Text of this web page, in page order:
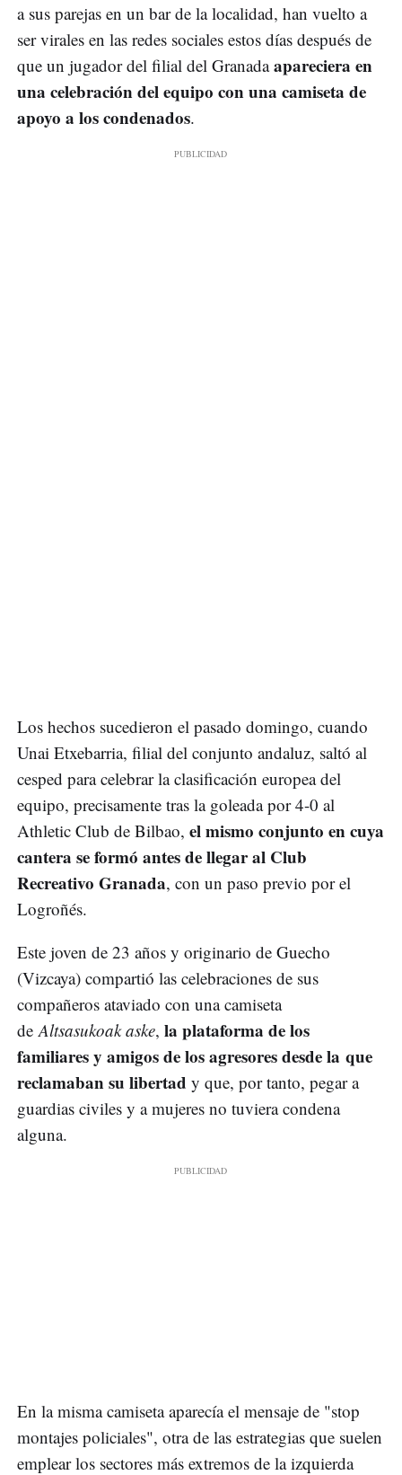
a sus parejas en un bar de la localidad, han vuelto a
ser virales en las redes sociales estos días después de
que un jugador del filial del Granadaapareciera en
una celebración del equipo con una camiseta de
apoyo a los condenados.
Los hechos sucedieron el pasado domingo, cuando
Unai Etxebarria, filial del conjunto andaluz, saltó al
cesped para celebrar la clasificación europea del
equipo, precisamente tras la goleada por 4-0 al
Athletic Club de Bilbao, el mismo conjunto en cuya
cantera se formó antes de llegar al Club
Recreativo Granada, con un paso previo por el
Logroñés.
Este joven de 23 años y originario de Guecho
(Vizcaya) compartió las celebraciones de sus
compañeros ataviado con una camiseta
deAltsasukoak aske, la plataforma de los
familiares y amigos de los agresores desde la que
reclamaban su libertad y que, por tanto, pegar a
guardias civiles y a mujeres no tuviera condena
alguna.
En la misma camiseta aparecía el mensaje de "stop
montajes policiales", otra de las estrategias que suelen
emplear los sectores más extremos de la izquierda